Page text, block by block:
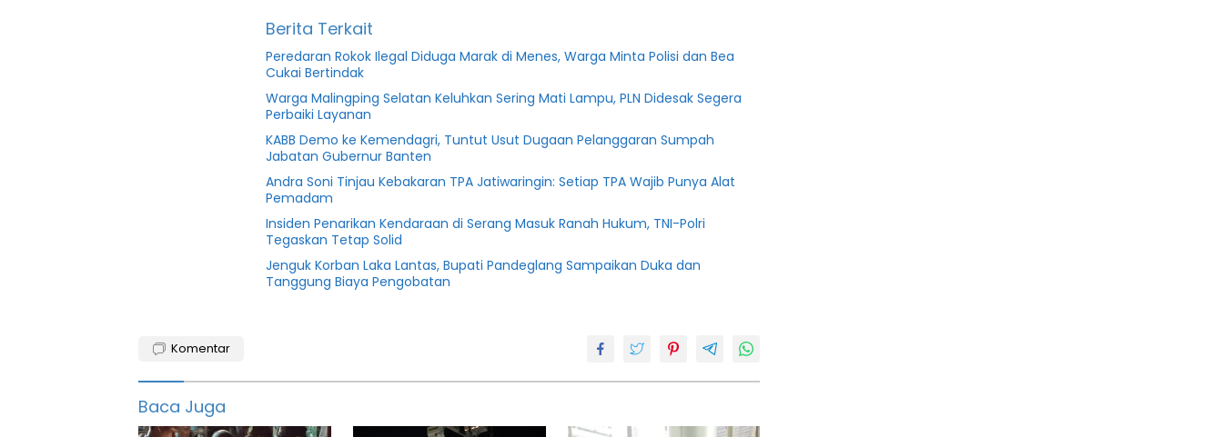
Berita Terkait
Peredaran Rokok Ilegal Diduga Marak di Menes, Warga Minta Polisi dan Bea
Cukai Bertindak
Warga Malingping Selatan Keluhkan Sering Mati Lampu, PLN Didesak Segera
Perbaiki Layanan
KABB Demo ke Kemendagri, Tuntut Usut Dugaan Pelanggaran Sumpah
Jabatan Gubernur Banten
Andra Soni Tinjau Kebakaran TPA Jatiwaringin: Setiap TPA Wajib Punya Alat
Pemadam
Insiden Penarikan Kendaraan di Serang Masuk Ranah Hukum, TNI-Polri
Tegaskan Tetap Solid
Jenguk Korban Laka Lantas, Bupati Pandeglang Sampaikan Duka dan
Tanggung Biaya Pengobatan
Lalulintas
Komentar
Baca Juga